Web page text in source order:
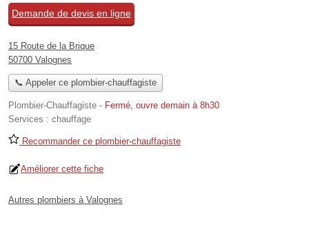
Demande de devis en ligne
15 Route de la Brique
50700 Valognes
📞 Appeler ce plombier-chauffagiste
Plombier-Chauffagiste - Fermé, ouvre demain à 8h30
Services : chauffage
Recommander ce plombier-chauffagiste
Améliorer cette fiche
Autres plombiers à Valognes